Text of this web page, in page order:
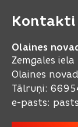
Kontakti
Olaines
Zemgales
Olaines
Tālruņi:
e-pasts: